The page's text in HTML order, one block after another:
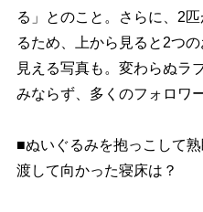
る」とのこと。さらに、2
るため、上から見ると2つ
見える写真も。変わらぬラ
みならず、多くのフォロワ
■ぬいぐるみを抱っこして
渡して向かった寝床は？